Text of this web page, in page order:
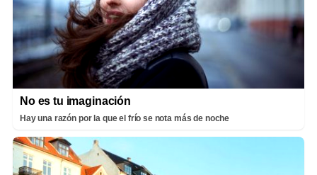
No es tu imaginación
Hay una razón por la que el frío se nota más de noche